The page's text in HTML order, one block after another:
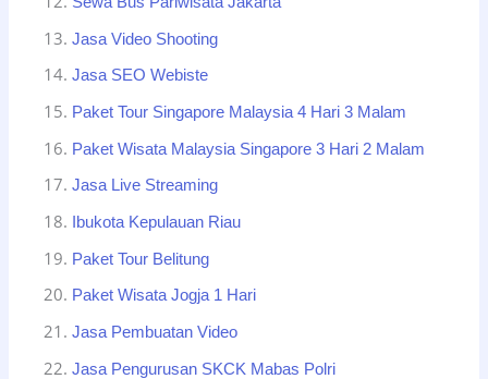
Jasa Video Shooting
Jasa SEO Webiste
Paket Tour Singapore Malaysia 4 Hari 3 Malam
Paket Wisata Malaysia Singapore 3 Hari 2 Malam
Jasa Live Streaming
Ibukota Kepulauan Riau
Paket Tour Belitung
Paket Wisata Jogja 1 Hari
Jasa Pembuatan Video
Jasa Pengurusan SKCK Mabas Polri